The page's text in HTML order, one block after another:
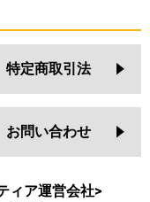
特定商取引法
お問い合わせ
ィア運営会社>